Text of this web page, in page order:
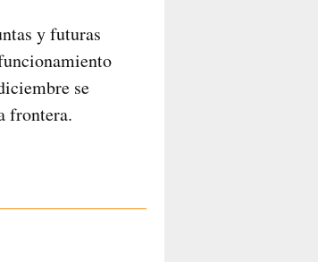
y futuras
se
frontera.